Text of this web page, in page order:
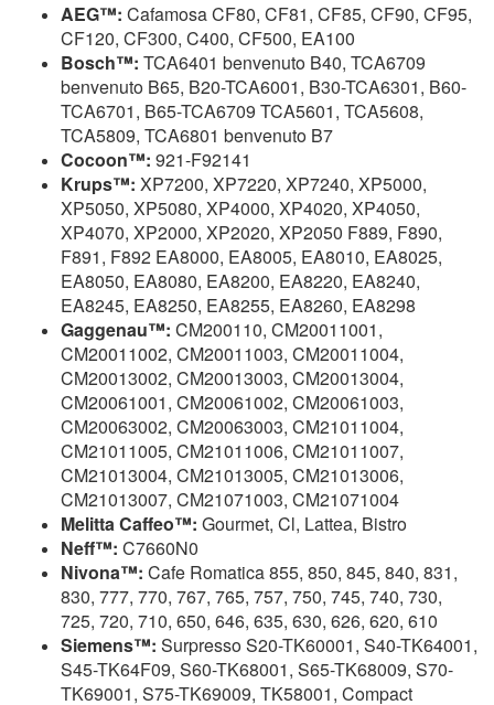
AEG™: Cafamosa CF80, CF81, CF85, CF90, CF95,
CF120, CF300, C400, CF500, EA100
Bosch™: TCA6401 benvenuto B40, TCA6709
benvenuto B65, B20-TCA6001, B30-TCA6301, B60-
TCA6701, B65-TCA6709 TCA5601, TCA5608,
TCA5809, TCA6801 benvenuto B7
Cocoon™: 921-F92141
Krups™: XP7200, XP7220, XP7240, XP5000,
XP5050, XP5080, XP4000, XP4020, XP4050,
XP4070, XP2000, XP2020, XP2050 F889, F890,
F891, F892 EA8000, EA8005, EA8010, EA8025,
EA8050, EA8080, EA8200, EA8220, EA8240,
EA8245, EA8250, EA8255, EA8260, EA8298
Gaggenau™: CM200110, CM20011001,
CM20011002, CM20011003, CM20011004,
CM20013002, CM20013003, CM20013004,
CM20061001, CM20061002, CM20061003,
CM20063002, CM20063003, CM21011004,
CM21011005, CM21011006, CM21011007,
CM21013004, CM21013005, CM21013006,
CM21013007, CM21071003, CM21071004
Melitta Caffeo™: Gourmet, Cl, Lattea, Bistro
Neff™: C7660N0
Nivona™: Cafe Romatica 855, 850, 845, 840, 831,
830, 777, 770, 767, 765, 757, 750, 745, 740, 730,
725, 720, 710, 650, 646, 635, 630, 626, 620, 610
Siemens™: Surpresso S20-TK60001, S40-TK64001,
S45-TK64F09, S60-TK68001, S65-TK68009, S70-
TK69001, S75-TK69009, TK58001, Compact